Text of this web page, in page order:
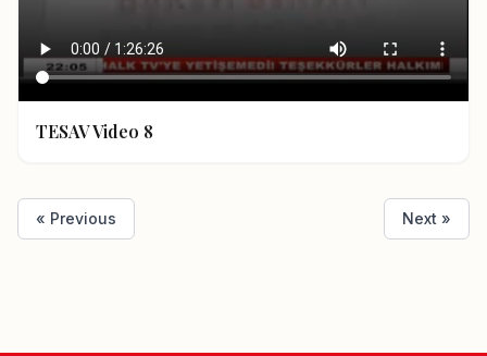
TESAV Video 8
« Previous Next »